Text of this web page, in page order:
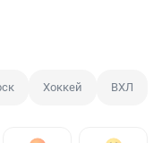
Хоккей ВХЛ